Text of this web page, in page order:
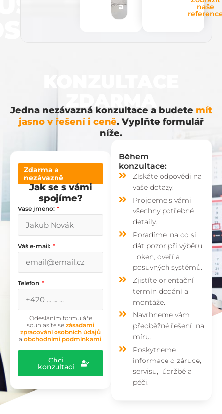
a
naše
ZDARMA
Jedna nezávazná konzultace a budete mít
jasno v řešení i ceně. Vyplňte formulář
níže.
Zdarma a
nezávazně
Jak se s vámi
spojíme?
Vaše jméno:
Váš e-mail:
Telefon
Odesláním formuláře
souhlasíte se zásadami
zpracování osobních údajů
a obchodními podmínkami
Chci
konzultaci
Během
konzultace:
Získáte odpovědi na
vaše dotazy.
Projdeme s vámi
všechny potřebné
detaily.
Poradíme, na co si
dát pozor při výběru
oken, dveří a
posuvných systémů.
Zjistíte orientační
termín dodání a
montáže.
Navrhneme vám
předběžné řešení na
míru.
Poskytneme
informace o záruce,
servisu, údržbě a
péči.